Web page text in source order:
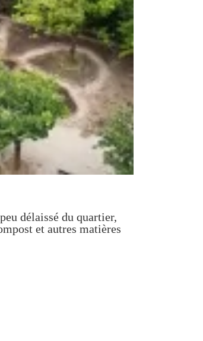
délaissé du quartier,
et autres matières